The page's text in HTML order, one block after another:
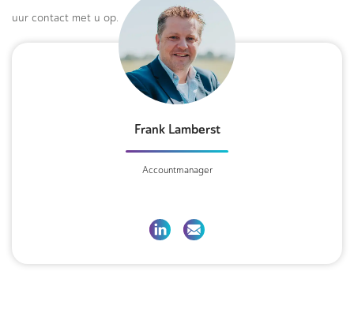
uur contact met u op.
Frank Lamberst
Accountmanager